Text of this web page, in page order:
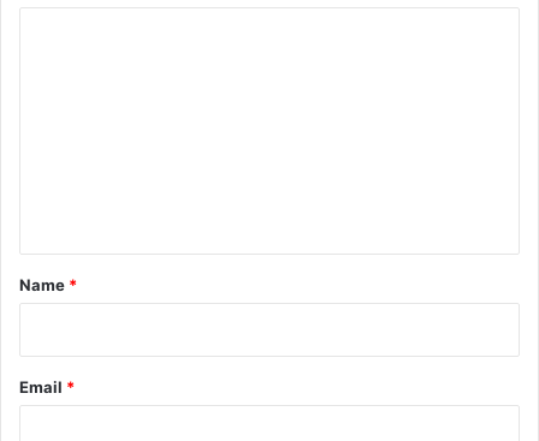
*
Name *
Email *